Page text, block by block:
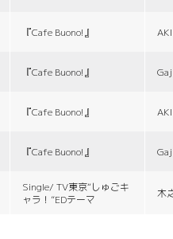
『Cafe Buono!』
『Cafe Buono!』
『Cafe Buono!』
『Cafe Buono!』
Single/ TV東京“しゅごキ
ャラ！”EDテーマ
木